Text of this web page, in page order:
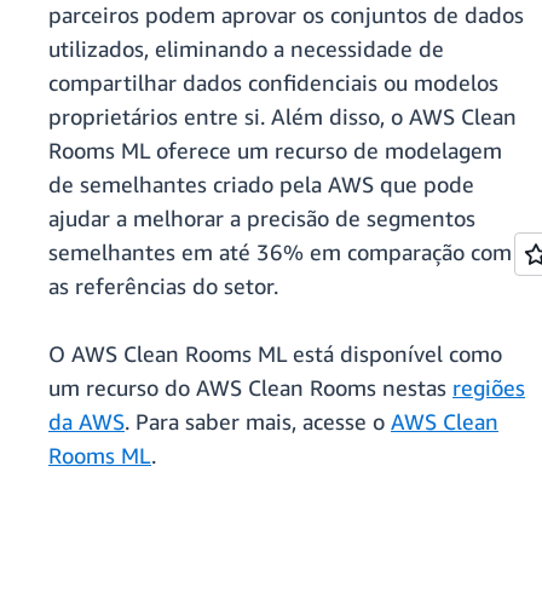
parceiros podem aprovar os conjuntos de dados
utilizados, eliminando a necessidade de
compartilhar dados confidenciais ou modelos
proprietários entre si. Além disso, o AWS Clean
Rooms ML oferece um recurso de modelagem
de semelhantes criado pela AWS que pode
ajudar a melhorar a precisão de segmentos
semelhantes em até 36% em comparação com
as referências do setor.
O AWS Clean Rooms ML está disponível como
um recurso do AWS Clean Rooms nestas regiões
da AWS. Para saber mais, acesse o AWS Clean
Rooms ML.